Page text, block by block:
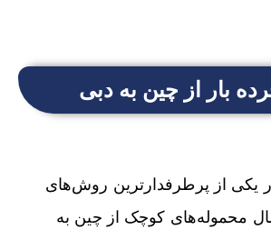
بار از چین به دبی
یکی از پرطرفدارترین روش‌های
محموله‌های کوچک از چین به